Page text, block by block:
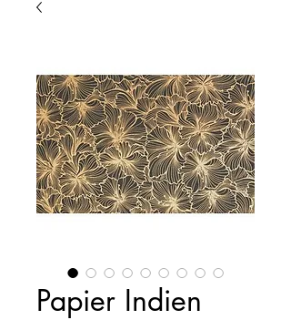
Papier Indien